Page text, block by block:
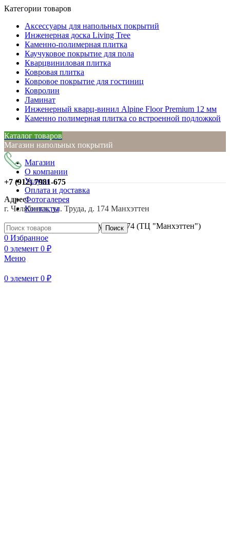
Категории товаров
Аксессуары для напольных покрытий
Инженерная доска Living Tree
Каменно-полимерная плитка
Каучуковое покрытие для пола
Кварцвиниловая плитка
Ковровая плитка
Ковровое покрытие для гостиниц
Ковролин
Ламинат
Инженерный кварц-винил Alpine Floor Premium 12 мм
Каменно полимерная плитка со встроенной подложкой
Каталог товаров
Магазин напольных покрытий
Магазин
О компании
Услуги
Оплата и доставка
Фотогалерея
Контакты
г. Челябинск, ул. Труда, д. 174 (ТЦ "Манхэттен")
+7 (912)7981-675
Адрес:
г. Челябинск, ул. Труда, д. 174 Манхэттен
Поиск
0 Избранное
0 элемент 0 ₽
Меню
0 элемент 0 ₽
Нажмите, чтобы увеличить